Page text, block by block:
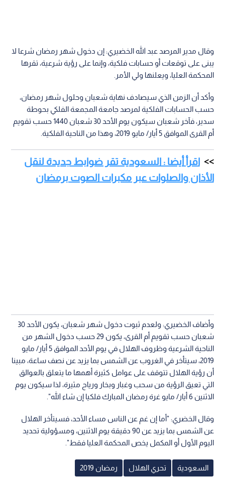
وقال مدير المرصد عبد الله الخضيري: إن دخول شهر رمضان شرعا لا
يبنى على توقعات أو حسابات فلكية، وإنما على رؤية شرعية، تقرها
المحكمة العليا، ويعلنها ولي الأمر.
وأكد أن الزمن الذي سيصادف نهاية شعبان وحلول شهر رمضان،
حسب الحسابات الفلكية لمرصد جامعة المجمعة الفلكي بحوطة
سدير، فآخر شعبان سيكون يوم الأحد 30 شعبان 1440 حسب تقويم
أم القرى الموافق 5 أيار/ مايو 2019، وهذا من الناحية الفلكية.
اقرأ أيضا : السعودية تقر ضوابط جديدة لنقل
الأذان والصلوات عبر مكبرات الصوت برمضان
وأضاف الخضيري: ولعدم ثبوت دخول شهر شعبان، يكون الأحد 30
شعبان حسب تقويم أم القرى، يكون 29 حسب دخول الشهر من
الناحية الشرعية وظروف الهلال في يوم الأحد الموافق 5 أيار/ مايو
2019، سيتأخر في الغروب عن الشمس بما يزيد عن نصف ساعة، مبينا
أن رؤية الهلال تتوقف على عوامل كثيرة أهمها ما يتعلق بالعوالق
التي تعيق الرؤية من سحب وغبار وبخار ورياح مثيرة، لذا سيكون يوم
الاثنين 6 أيار/ مايو غرة رمضان المبارك فلكيا إن شاء الله".
وقال الخضري: "أما إن غم عن الناس مساء الأحد، فسيتأخر الهلال
عن الشمس بما يزيد عن 90 دقيقة يوم الاثنين، ومسؤولية تحديد
اليوم الأول أو المكمل يخص المحكمة العليا فقط".
السعودية تحري الهلال رمضان 2019